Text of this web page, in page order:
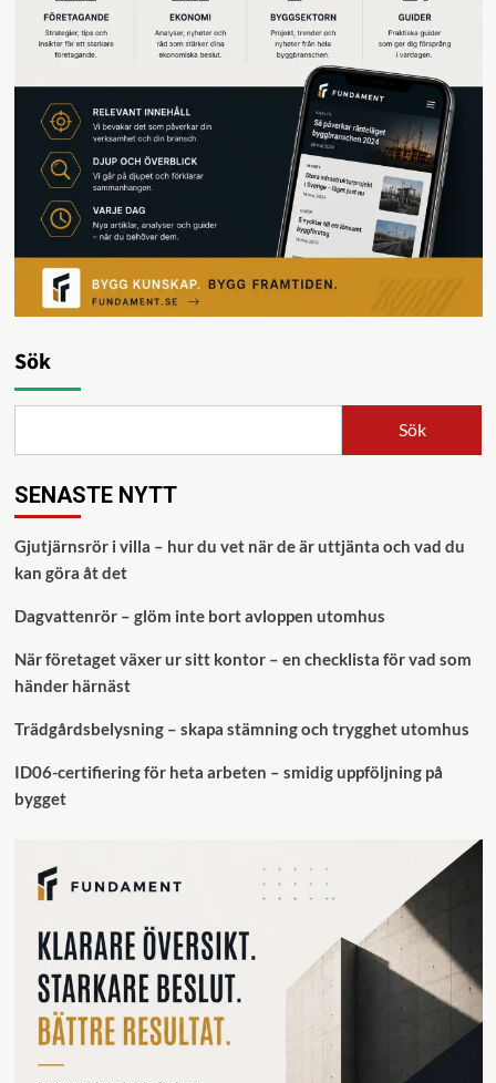
Sök
Sök
SENASTE NYTT
Gjutjärnsrör i villa – hur du vet när de är uttjänta och vad du
kan göra åt det
Dagvattenrör – glöm inte bort avloppen utomhus
När företaget växer ur sitt kontor – en checklista för vad som
händer härnäst
Trädgårdsbelysning – skapa stämning och trygghet utomhus
ID06-certifiering för heta arbeten – smidig uppföljning på
bygget